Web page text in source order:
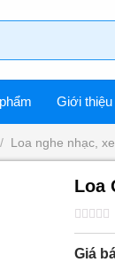
Giới thiệu
/ Loa nghe nhạc,
Loa
Được
xếp
hạng
Giá